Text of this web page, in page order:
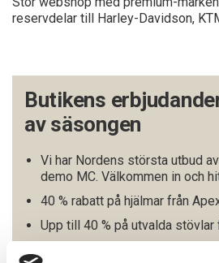
reservdelar till Harley-Davidson,
Butikens
av säsongen
Vi har Nordens största utbud
demo MC. Välkommen in och
40 % rabatt på hjälmar från
Upp till 40 % på utvalda stövlar